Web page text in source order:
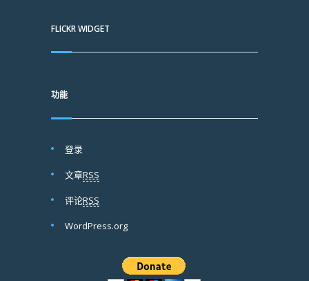
FLICKR WIDGET
功能
登录
文章RSS
评论RSS
WordPress.org